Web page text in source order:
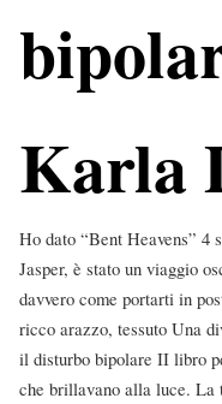
Karla
Ho dato “Bent Heavens” 4
Jasper, è stato un viaggio
davvero come portarti in
ricco arazzo, tessuto Una
il disturbo bipolare II libro
che brillavano alla luce. La